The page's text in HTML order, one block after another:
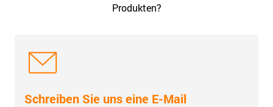
Produkten?
Schreiben Sie uns eine E-Mail